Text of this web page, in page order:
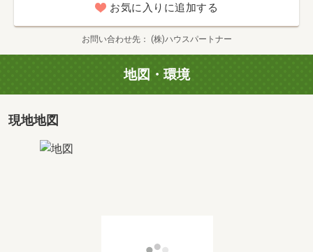
そんなお気持ちにも寄り添いながら、無理のないペースで
ご案内いたします！
小さなことでもご相談しやすいよう、丁寧で分かりやすい
ご提案を心がけています♪
■ お金のご相談（資金相談※予約制）
「この先、無理なく払っていけるかな…」「将来のことも
はじめての方でも安心♪無理な営業は一切いたしませんの
お気に入りに追加する
お問い合わせ先 (株)ハウスパートナー
地図・環境
現地地図